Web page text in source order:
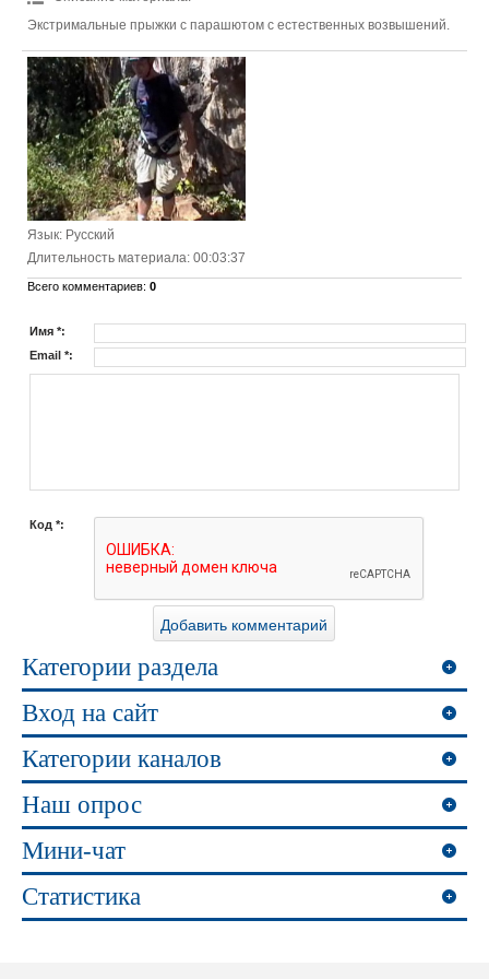
Экстримальные прыжки с парашютом с естественных возвышений.
Язык: Русский
Длительность материала: 00:03:37
Всего комментариев: 0
Имя *:
Email *:
Код *:
Категории раздела
Вход на сайт
Категории каналов
Наш опрос
Мини-чат
Статистика